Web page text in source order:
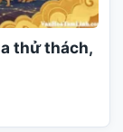
thử thách,